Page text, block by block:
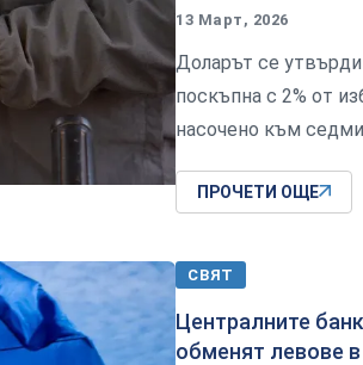
13 Март, 2026
Доларът се
поскъпна с 2% от
насочено към
ПРОЧЕТИ ОЩЕ
СВЯТ
Централните
обменят левове